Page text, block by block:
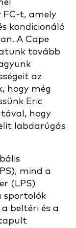
FC-t, amely
kondicionáló
A Cape
tovább
az
hogy még
Eric
hogy
labdarúgás
mind a
(LPS)
sportolók
beltéri és a